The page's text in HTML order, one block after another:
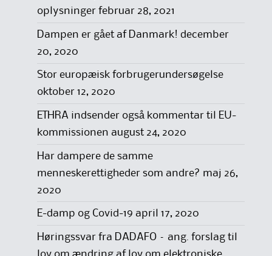
oplysninger februar 28, 2021
Dampen er gået af Danmark! december
20, 2020
Stor europæisk forbrugerundersøgelse
oktober 12, 2020
ETHRA indsender også kommentar til EU-
kommissionen august 24, 2020
Har dampere de samme
menneskerettigheder som andre? maj 26,
2020
E-damp og Covid-19 april 17, 2020
Høringssvar fra DADAFO – ang. forslag til
lov om ændring af lov om elektroniske